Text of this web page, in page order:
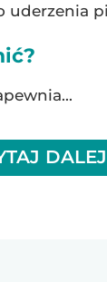
uderzenia
DALEJ